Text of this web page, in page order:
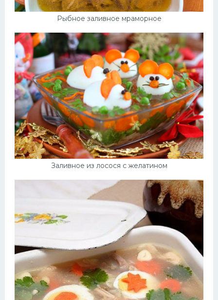
Рыбное заливное мраморное
Заливное из лосося с желатином